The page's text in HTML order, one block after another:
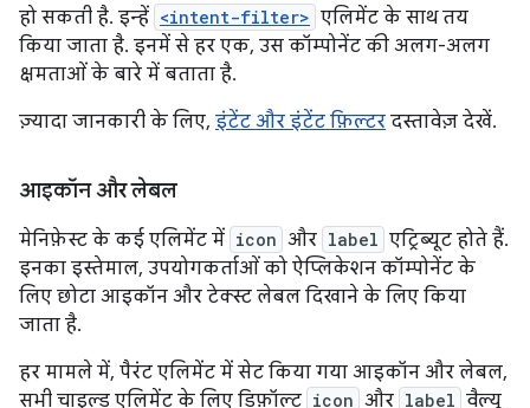
हो सकती है. इन्हें <intent-filter> एलिमेंट के साथ तय
किया जाता है. इनमें से हर एक, उस कॉम्पोनेंट की अलग-अलग
क्षमताओं के बारे में बताता है.
ज़्यादा जानकारी के लिए, इंटेंट और इंटेंट फ़िल्टर दस्तावेज़ देखें.
आइकॉन और लेबल
मेनिफ़ेस्ट के कई एलिमेंट में icon और label एट्रिब्यूट होते हैं.
इनका इस्तेमाल, उपयोगकर्ताओं को ऐप्लिकेशन कॉम्पोनेंट के
लिए छोटा आइकॉन और टेक्स्ट लेबल दिखाने के लिए किया
जाता है.
हर मामले में, पैरंट एलिमेंट में सेट किया गया आइकॉन और लेबल,
सभी चाइल्ड एलिमेंट के लिए डिफ़ॉल्ट icon और label वैल्यू